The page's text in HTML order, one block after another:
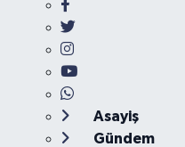
Asayiş
Gündem